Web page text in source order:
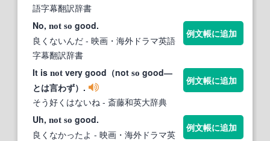
語字幕翻訳辞書
No, not so good.
良くないんだ - 映画・海外ドラマ英語
字幕翻訳辞書
例文帳に追加
It is not very good（not so good―
とは言わず）.
そう好くはないね - 斎藤和英大辞典
例文帳に追加
Uh, not so good.
良くなかったよ - 映画・海外ドラマ英
例文帳に追加